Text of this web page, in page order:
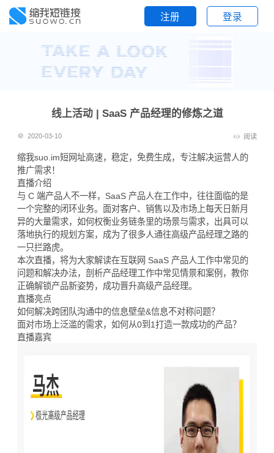
注册 登录
线上活动 | SaaS 产品经理的修炼之道
2020-03-10 阅读
缩我suo.im短网址高速，稳定，免费生成，专注解决运营人的
推广需求！
直播介绍
与 C 端产品人不一样，SaaS 产品人在工作中，往往面临的是
一个完整的闭环业务。面对客户、销售以及市场上每天日新月
异的大量需求，如何权衡业务链条里的场景与需求，出具可以
落地执行的规划方案，成为了很多人通往高级产品经理之路的
一只拦路虎。
本次直播，将为大家解读在互联网 SaaS 产品人工作中常见的
问题和解决办法，剖析产品经理工作中常见情景和案例，教你
正确解锁产品新姿势，成功晋升高级产品经理。
直播亮点
如何解决跨团队沟通中的信息壁垒&信息不对称问题？
面对市场上泛滥的需求，如何从0到1打造一款成功的产品？
直播嘉宾